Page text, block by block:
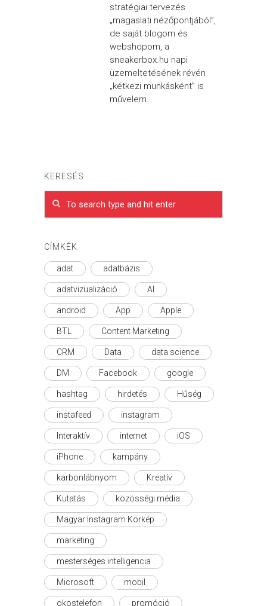
stratégiai tervezés
„magaslati nézőpontjából”,
de saját blogom és
webshopom, a
sneakerbox.hu napi
üzemeltetésének révén
„kétkezi munkásként” is
művelem.
KERESÉS
CÍMKÉK
adat adatbázis
adatvizualizáció AI
android App Apple
BTL Content Marketing
CRM Data data science
DM Facebook google
hashtag hirdetés Hűség
instafeed instagram
Interaktív internet iOS
iPhone kampány
karbonlábnyom Kreatív
Kutatás közösségi média
Magyar Instagram Körkép
marketing
mesterséges intelligencia
Microsoft mobil
okostelefon promóció